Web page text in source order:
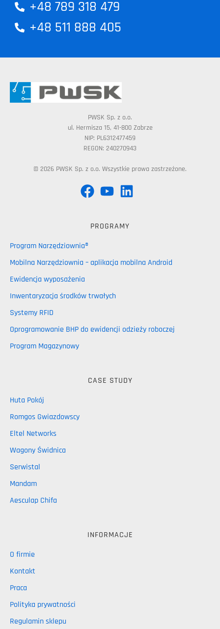
+48 789 318 479
+48 511 888 405
PWSK Sp. z o.o.
ul. Hermisza 15, 41-800 Zabrze
NIP: PL6312477459
REGON: 240270943
© 2026 PWSK Sp. z o.o. Wszystkie prawa zastrzeżone.
PROGRAMY
Program Narzędziownia®
Mobilna Narzędziownia – aplikacja mobilna Android
Ewidencja wyposażenia
Inwentaryzacja środków trwałych
Systemy RFID
Oprogramowanie BHP do ewidencji odzieży roboczej
Program Magazynowy
CASE STUDY
Huta Pokój
Romgos Gwiazdowscy
Eltel Networks
Wagony Świdnica
Serwistal
Mandam
Aesculap Chifa
INFORMACJE
O firmie
Kontakt
Praca
Polityka prywatności
Regulamin sklepu